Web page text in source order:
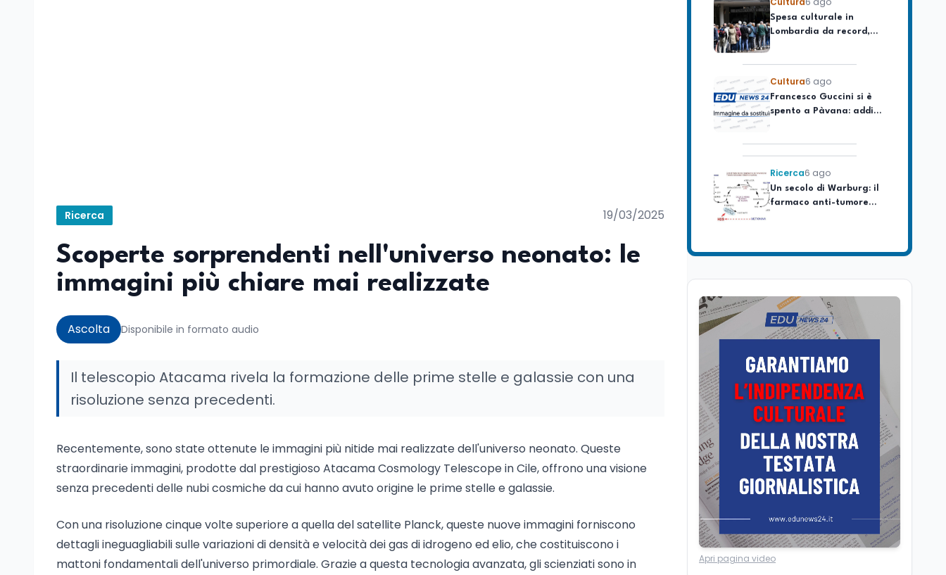
Ricerca 19/03/2025
Scoperte sorprendenti nell'universo neonato: le
immagini più chiare mai realizzate
Ascolta Disponibile in formato audio
Il telescopio Atacama rivela la formazione delle prime stelle e galassie con una
risoluzione senza precedenti.
Recentemente, sono state ottenute le immagini più nitide mai realizzate dell'universo neonato. Queste
straordinarie immagini, prodotte dal prestigioso Atacama Cosmology Telescope in Cile, offrono una visione
senza precedenti delle nubi cosmiche da cui hanno avuto origine le prime stelle e galassie.
Con una risoluzione cinque volte superiore a quella del satellite Planck, queste nuove immagini forniscono
dettagli ineguagliabili sulle variazioni di densità e velocità dei gas di idrogeno ed elio, che costituiscono i
mattoni fondamentali dell'universo primordiale. Grazie a questa tecnologia avanzata, gli scienziati sono in
Spesa culturale in
Lombardia da record,
ma la voragine Nord-
Francesco Guccini si è
spento a Pàvana: addio
al Maestrone
Un secolo di Warburg: il
farmaco anti-tumore
che accende la glicolisi
Il rivelatore che 'vede' i
roccia
Scuola6 ago
Posizioni economiche
degli arretrati fino a
Cultura6 ago
Spesa culturale in
ma la voragine Nord-
Sud triplica
Cultura 6 ago
Francesco Guccini si è
al Maestrone
Ricerca
Apri pagina video